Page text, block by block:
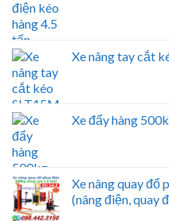
Xe nâng tay cắt
Xe đẩy hàng
Xe nâng quay
(nâng điện, quay